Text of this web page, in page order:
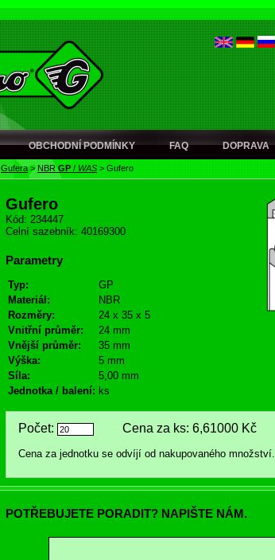
OBCHODNÍ PODMÍNKY FAQ DOPRAVA
Gufera> NBRGP / WAS > Gufero
Gufero
Kód: 234447
Celní sazebník: 40169300
Parametry
Typ:
GP
Materiál:
NBR
Rozměry:
24 x 35 x 5
Vnitřní průměr:
24 mm
Vnější průměr:
35 mm
Výška:
5 mm
Síla:
5,00 mm
Jednotka / balení: ks
Počet: Cena za ks: 6,61000 Kč
Cena za jednotku se odvíjí od nakupovaného množství.
POTŘEBUJETE PORADIT? NAPIŠTE NÁM.